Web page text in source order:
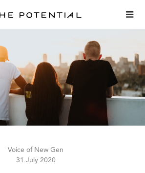
Voice of New Gen
31 July 2020